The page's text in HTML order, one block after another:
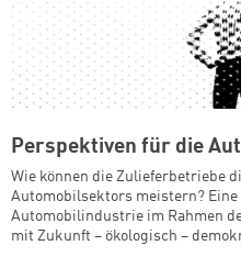
Perspektiven für die
Wie können die Zulieferbetriebe
Automobilsektors meistern?
Automobilindustrie im Rahmen
mit Zukunft – ökologisch –